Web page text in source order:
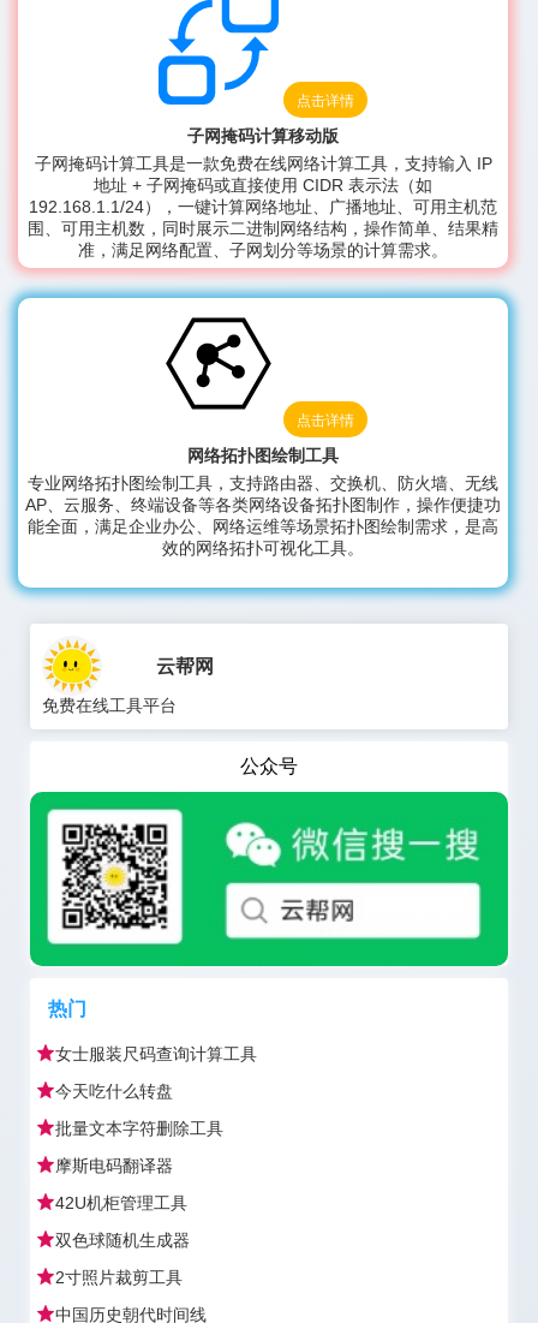
点击详情
子网掩码计算移动版
子网掩码计算工具是一款免费在线网络计算工具，支持输入 IP
地址 + 子网掩码或直接使用 CIDR 表示法（如
192.168.1.1/24），一键计算网络地址、广播地址、可用主机范
围、可用主机数，同时展示二进制网络结构，操作简单、结果精
准，满足网络配置、子网划分等场景的计算需求。
点击详情
网络拓扑图绘制工具
专业网络拓扑图绘制工具，支持路由器、交换机、防火墙、无线
AP、云服务、终端设备等各类网络设备拓扑图制作，操作便捷功
能全面，满足企业办公、网络运维等场景拓扑图绘制需求，是高
效的网络拓扑可视化工具。
云帮网
免费在线工具平台
公众号
热门
女士服装尺码查询计算工具
今天吃什么转盘
批量文本字符删除工具
摩斯电码翻译器
42U机柜管理工具
双色球随机生成器
2寸照片裁剪工具
中国历史朝代时间线